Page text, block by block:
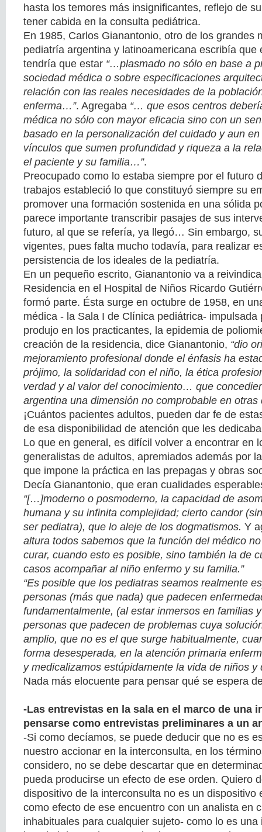
hasta los temores más insignificantes, reflejo de
tener cabida en la consulta pediátrica.
En 1985, Carlos Gianantonio, otro de los grandes
pediatría argentina y latinoamericana escribía que
tendría que estar “…plasmado no sólo en base a
sociedad médica o sobre especificaciones
relación con las reales necesidades de la
enferma…”. Agregaba “… que esos centros
médica no sólo con mayor eficacia sino con un
basado en la personalización del cuidado y aun
vínculos que sumen profundidad y riqueza a la
el paciente y su familia…”.
Preocupado como lo estaba siempre por el futuro
trabajos estableció lo que constituyó siempre su
promover una formación sostenida en una sólida
parece importante transcribir pasajes de sus
futuro, al que se refería, ya llegó… Sin embargo,
vigentes, pues falta mucho todavía, para realizar
persistencia de los ideales de la pediatría.
En un pequeño escrito, Gianantonio va a
Residencia en el Hospital de Niños Ricardo
formó parte. Ésta surge en octubre de 1958, en
médica - la Sala I de Clínica pediátrica- impulsada
produjo en los practicantes, la epidemia de
creación de la residencia, dice Gianantonio, “dio
mejoramiento profesional donde el énfasis ha
prójimo, la solidaridad con el niño, la ética
verdad y al valor del conocimiento… que
argentina una dimensión no comprobable en otras
¡Cuántos pacientes adultos, pueden dar fe de
de esa disponibilidad de atención que les
Lo que en general, es difícil volver a encontrar en
generalistas de adultos, apremiados además por
que impone la práctica en las prepagas y obras
Decía Gianantonio, que eran cualidades
“[…]moderno o posmoderno, la capacidad de
humana y su infinita complejidad; cierto candor
ser pediatra), que lo aleje de los dogmatismos. Y
altura todos sabemos que la función del médico
curar, cuando esto es posible, sino también la de
casos acompañar al niño enfermo y su familia.”
“Es posible que los pediatras seamos realmente
personas (más que nada) que padecen
fundamentalmente, (al estar inmersos en familias
personas que padecen de problemas cuya
amplio, que no es el que surge habitualmente,
forma desesperada, en la atención primaria
y medicalizamos estúpidamente la vida de niños
Nada más elocuente para pensar qué se espera
-Las entrevistas en la sala en el marco de una
pensarse como entrevistas preliminares a un
-Si como decíamos, se puede deducir que no es
nuestro accionar en la interconsulta, en los
considero, no se debe descartar que en
pueda producirse un efecto de ese orden. Quiero
dispositivo de la interconsulta no es un dispositivo
como efecto de ese encuentro con un analista en
inhabituales para cualquier sujeto- como lo es una